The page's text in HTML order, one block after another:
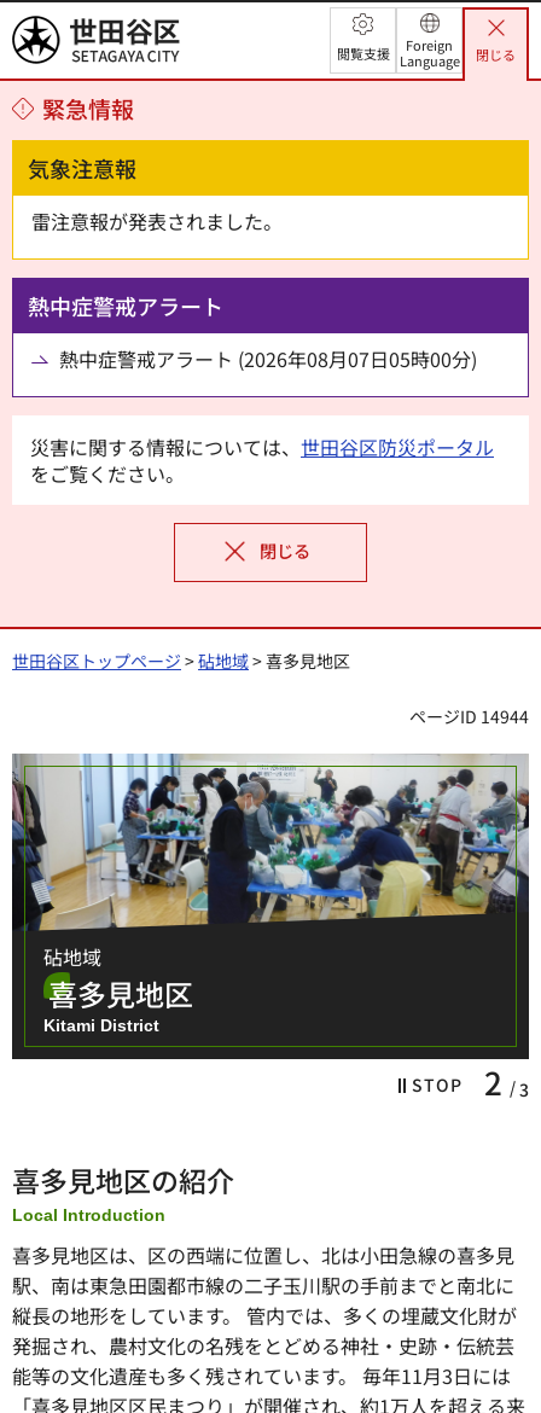
世田谷区 閲覧支援
Foreign
Language
閉じる
緊急情報
気象注意報
雷注意報が発表されました。
熱中症警戒アラート
熱中症警戒アラート (2026年08月07日05時00分)
災害に関する情報については、 世田谷区防災ポータル
をご覧ください。
閉じる
世田谷区トップページ >砧地域> 喜多見地区
ページID 14944
砧地域
喜多見地区
Kitami District
STOP 3 3
喜多見地区の紹介
Local Introduction
喜多見地区は、区の西端に位置し、北は小田急線の喜多見
駅、南は東急田園都市線の二子玉川駅の手前までと南北に
縦長の地形をしています。 管内では、多くの埋蔵文化財が
発掘され、農村文化の名残をとどめる神社・史跡・伝統芸
能等の文化遺産も多く残されています。 毎年11月3日には
「喜多見地区区民まつり」が開催され、約1万人を超える来